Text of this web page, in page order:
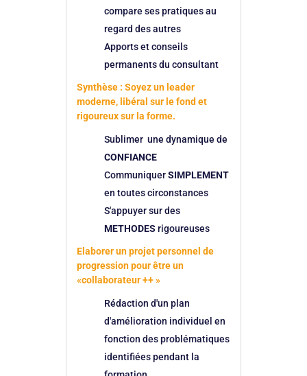
compare ses pratiques au
regard des autres
Apports et conseils
permanents du consultant
Synthèse : Soyez un leader
moderne, libéral sur le fond et
rigoureux sur la forme.
Sublimer une dynamique de
CONFIANCE
CommuniquerSIMPLEMENT
en toutes circonstances
S'appuyer sur des
METHODES rigoureuses
Elaborer un projet personnel de
progression pour être un
«collaborateur ++ »
Rédaction d'un plan
d'amélioration individuel en
fonction des problématiques
identifiées pendant la